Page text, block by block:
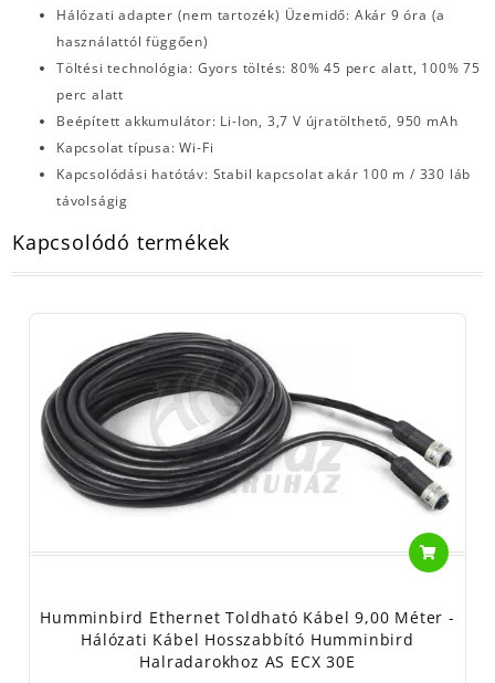
Hálózati adapter (nem tartozék) Üzemidő: Akár 9 óra (a
használattól függően)
Töltési technológia: Gyors töltés: 80% 45 perc alatt, 100% 75
perc alatt
Beépített akkumulátor: Li-Ion, 3,7 V újratölthető, 950 mAh
Kapcsolat típusa: Wi-Fi
Kapcsolódási hatótáv: Stabil kapcsolat akár 100 m / 330 láb
távolságig
Kapcsolódó termékek
Humminbird Ethernet Toldható Kábel 9,00 Méter -
Hálózati Kábel Hosszabbító Humminbird
Halradarokhoz AS ECX 30E